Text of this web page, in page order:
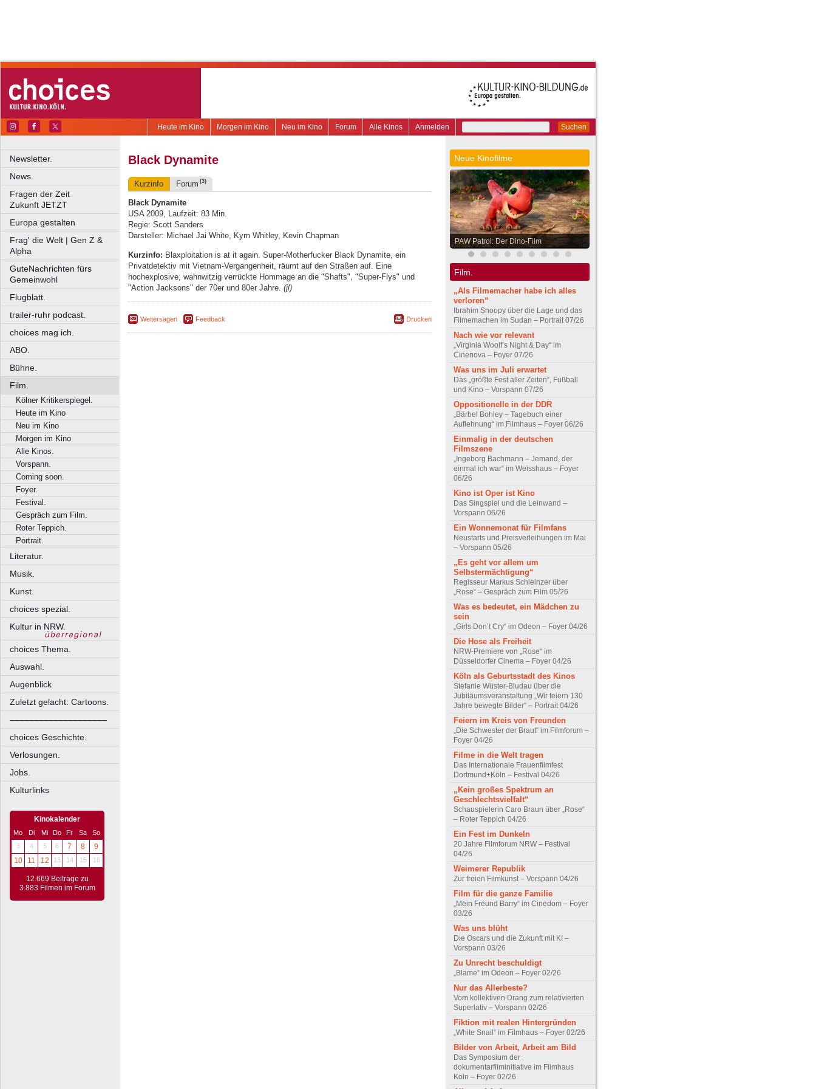
Suchen
Anmelden
Alle Kinos
Forum
Neu im Kino
Morgen im Kino
Heute im Kino
Newsletter.
News.
Fragen der Zeit
Zukunft JETZT
Europa gestalten
Frag' die Welt | Gen Z &
Alpha
GuteNachrichten fürs
Gemeinwohl
Flugblatt.
trailer-ruhr podcast.
choices mag ich.
ABO.
Bühne.
Film.
Kölner Kritikerspiegel.
Heute im Kino
Neu im Kino
Morgen im Kino
Alle Kinos.
Vorspann.
Coming soon.
Foyer.
Festival.
Gespräch zum Film.
Roter Teppich.
Portrait.
Literatur.
Musik.
Kunst.
choices spezial.
Kultur in NRW.
choices Thema.
Auswahl.
Augenblick
Zuletzt gelacht: Cartoons.
––––––––––––––––––––
choices Geschichte.
Verlosungen.
Jobs.
Kulturlinks
Kinokalender
Mo Di Mi Do Fr Sa
So
3
4 5 6 7 8
9
10
11 12 13 14 15 16
12.669 Beiträge zu
3.883 Filmen im Forum
Black Dynamite
Kurzinfo Forum (3)
Black Dynamite
USA 2009, Laufzeit: 83 Min.
Regie: Scott Sanders
Darsteller: Michael Jai White, Kym Whitley, Kevin Chapman
Kurzinfo: Blaxploitation is at it again. Super-Motherfucker Black Dynamite, ein
Privatdetektiv mit Vietnam-Vergangenheit, räumt auf den Straßen auf. Eine
hochexplosive, wahnwitzig verrückte Hommage an die "Shafts", "Super-Flys" und
"Action Jacksons" der 70er und 80er Jahre. (jl)
Weitersagen Feedback Drucken
Neue Kinofilme
PAW Patrol: Der Dino-Film
Film.
„Als Filmemacher habe ich alles
verloren“
Ibrahim Snoopy über die Lage und das
Filmemachen im Sudan – Portrait 07/26
Nach wie vor relevant
„Virginia Woolf’s Night & Day“ im
Cinenova – Foyer 07/26
Was uns im Juli erwartet
Das „größte Fest aller Zeiten“, Fußball
und Kino – Vorspann 07/26
Oppositionelle in der DDR
„Bärbel Bohley – Tagebuch einer
Auflehnung“ im Filmhaus – Foyer 06/26
Einmalig in der deutschen
Filmszene
„Ingeborg Bachmann – Jemand, der
einmal ich war“ im Weisshaus – Foyer
06/26
Kino ist Oper ist Kino
Das Singspiel und die Leinwand –
Vorspann 06/26
Ein Wonnemonat für Filmfans
Neustarts und Preisverleihungen im Mai
– Vorspann 05/26
„Es geht vor allem um
Selbstermächtigung“
Regisseur Markus Schleinzer über
„Rose“ – Gespräch zum Film 05/26
Was es bedeutet, ein Mädchen zu
sein
„Girls Don’t Cry“ im Odeon – Foyer 04/26
Die Hose als Freiheit
NRW-Premiere von „Rose“ im
Düsseldorfer Cinema – Foyer 04/26
Köln als Geburtsstadt des Kinos
Stefanie Wüster-Bludau über die
Jubiläumsveranstaltung „Wir feiern 130
Jahre bewegte Bilder“ – Portrait 04/26
Feiern im Kreis von Freunden
„Die Schwester der Braut“ im Filmforum –
Foyer 04/26
Filme in die Welt tragen
Das Internationale Frauenfilmfest
Dortmund+Köln – Festival 04/26
„Kein großes Spektrum an
Geschlechtsvielfalt“
Schauspielerin Caro Braun über „Rose“
– Roter Teppich 04/26
Ein Fest im Dunkeln
20 Jahre Filmforum NRW – Festival
04/26
Weimerer Republik
Zur freien Filmkunst – Vorspann 04/26
Film für die ganze Familie
„Mein Freund Barry“ im Cinedom – Foyer
03/26
Was uns blüht
Die Oscars und die Zukunft mit KI –
Vorspann 03/26
Zu Unrecht beschuldigt
„Blame“ im Odeon – Foyer 02/26
Nur das Allerbeste?
Vom kollektiven Drang zum relativierten
Superlativ – Vorspann 02/26
Fiktion mit realen Hintergründen
„White Snail“ im Filmhaus – Foyer 02/26
Bilder von Arbeit, Arbeit am Bild
Das Symposium der
dokumentarfilminitiative im Filmhaus
Köln – Foyer 02/26